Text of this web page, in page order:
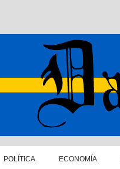
POLÍTICA ECONOMÍA